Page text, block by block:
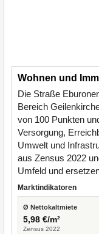
Wohnen und
Die Straße
Bereich
von 100 Punkten
Versorgung,
Umwelt und
aus Zensus 2022
Umfeld und
Marktindikatoren
Ø Nettokaltmiete
5,98 €/m²
Zensus 2022